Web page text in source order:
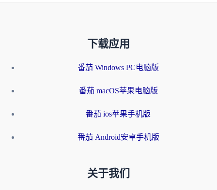
下载应用
番茄 Windows PC电脑版
番茄 macOS苹果电脑版
番茄 ios苹果手机版
番茄 Android安卓手机版
关于我们